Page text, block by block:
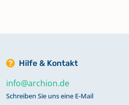
Hilfe & Kontakt
info@archion.de
Schreiben Sie uns eine E-Mail